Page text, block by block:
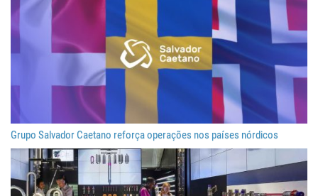
Grupo Salvador Caetano reforça operações nos países nórdicos